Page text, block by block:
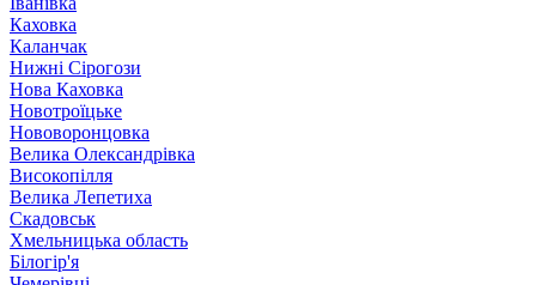
Каховка
Каланчак
Нижні Сірогози
Нова Каховка
Новотроїцьке
Нововоронцовка
Велика Олександрівка
Високопілля
Велика Лепетиха
Скадовськ
Хмельницька область
Білогір'я